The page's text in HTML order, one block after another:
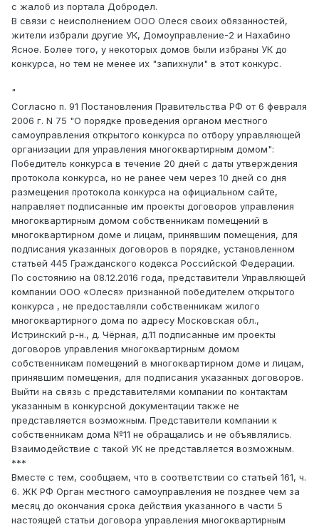
с жалоб из портала Добродел.
В связи с неисполнением ООО Олеся своих обязанностей,
жители избрали другие УК, Домоуправление-2 и Нахабино
Ясное. Более того, у некоторых домов были избраны УК до
конкурса, но тем не менее их "запихнули" в этот конкурс.
"
Согласно п. 91 Постановления Правительства РФ от 6 февраля
2006 г. N 75 "О порядке проведения органом местного
самоуправления открытого конкурса по отбору управляющей
организации для управления многоквартирным домом":
Победитель конкурса в течение 20 дней с даты утверждения
протокола конкурса, но не ранее чем через 10 дней со дня
размещения протокола конкурса на официальном сайте,
направляет подписанные им проекты договоров управления
многоквартирным домом собственникам помещений в
многоквартирном доме и лицам, принявшим помещения, для
подписания указанных договоров в порядке, установленном
статьей 445 Гражданского кодекса Российской Федерации.
По состоянию на 08.12.2016 года, представители Управляющей
компании ООО «Олеся» признанной победителем открытого
конкурса , не предоставляли собственникам жилого
многоквартирного дома по адресу Московская обл.,
Истринский р-н., д. Чёрная, д.11 подписанные им проекты
договоров управления многоквартирным домом
собственникам помещений в многоквартирном доме и лицам,
принявшим помещения, для подписания указанных договоров.
Выйти на связь с представителями компании по контактам
указанным в конкурсной документации также не
представляется возможным. Представители компании к
собственникам дома №11 не обращались и не объявлялись.
Взаимодействие с такой УК не представляется возможным.
***
Вместе с тем, сообщаем, что в соответствии со статьей 161, ч.
6. ЖК РФ Орган местного самоуправления не позднее чем за
месяц до окончания срока действия указанного в части 5
настоящей статьи договора управления многоквартирным